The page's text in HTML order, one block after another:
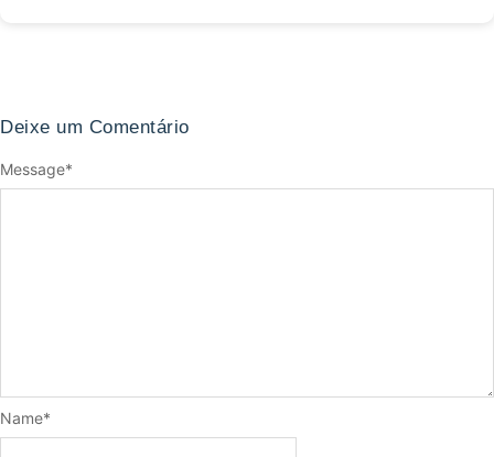
Deixe um Comentário
Message*
Name*